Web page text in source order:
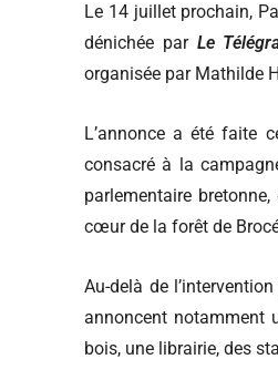
Le 14 juillet prochain,
dénichée par Le
organisée par Mathilde
L’annonce a été faite
consacré à la
parlementaire bretonne,
cœur de la forêt de
Au-delà de
annoncent notamment
bois, une librairie, des